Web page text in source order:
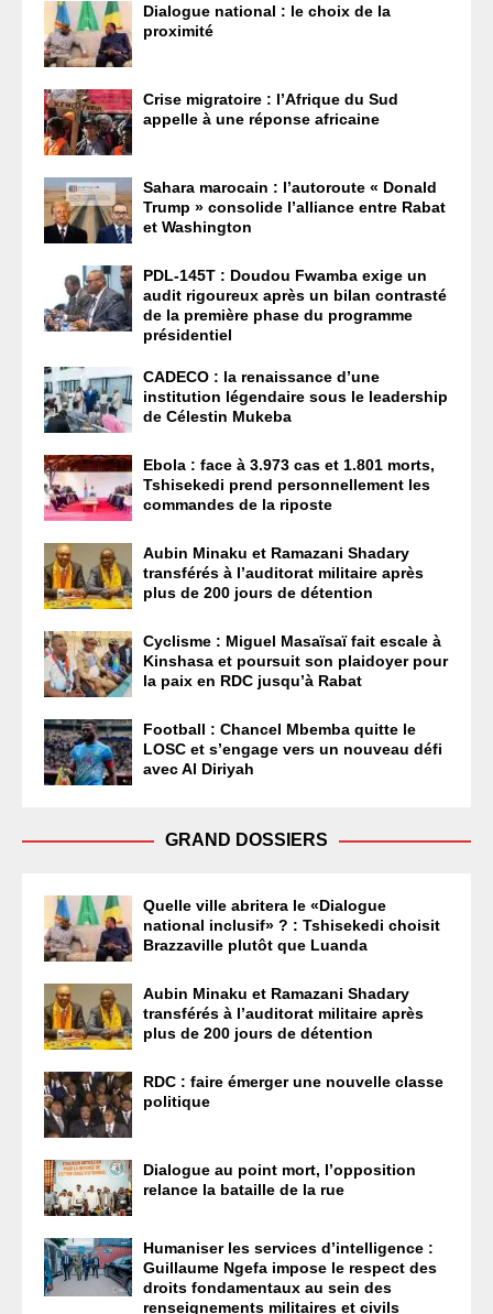
Dialogue national : le choix de la
proximité
Crise migratoire : l’Afrique du Sud
appelle à une réponse africaine
Sahara marocain : l’autoroute « Donald
Trump » consolide l’alliance entre Rabat
et Washington
PDL-145T : Doudou Fwamba exige un
audit rigoureux après un bilan contrasté
de la première phase du programme
présidentiel
CADECO : la renaissance d’une
institution légendaire sous le leadership
de Célestin Mukeba
Ebola : face à 3.973 cas et 1.801 morts,
Tshisekedi prend personnellement les
commandes de la riposte
Aubin Minaku et Ramazani Shadary
transférés à l’auditorat militaire après
plus de 200 jours de détention
Cyclisme : Miguel Masaïsaï fait escale à
Kinshasa et poursuit son plaidoyer pour
la paix en RDC jusqu’à Rabat
Football : Chancel Mbemba quitte le
LOSC et s’engage vers un nouveau défi
avec Al Diriyah
GRAND DOSSIERS
Quelle ville abritera le «Dialogue
national inclusif» ? : Tshisekedi choisit
Brazzaville plutôt que Luanda
Aubin Minaku et Ramazani Shadary
transférés à l’auditorat militaire après
plus de 200 jours de détention
RDC : faire émerger une nouvelle classe
politique
Dialogue au point mort, l’opposition
relance la bataille de la rue
Humaniser les services d’intelligence :
Guillaume Ngefa impose le respect des
droits fondamentaux au sein des
renseignements militaires et civils